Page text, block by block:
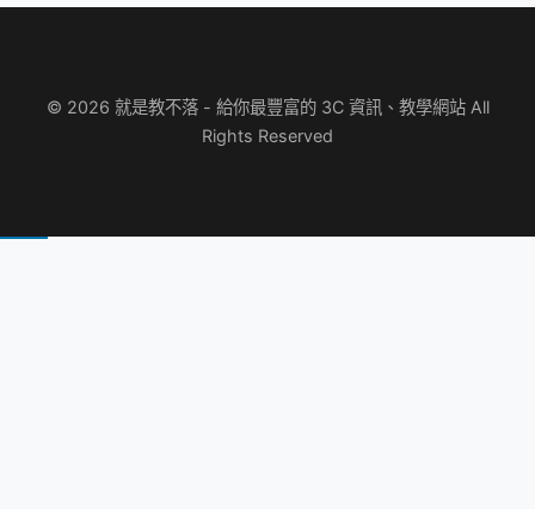
© 2026 就是教不落 - 給你最豐富的 3C 資訊、教學網站 All
Rights Reserved